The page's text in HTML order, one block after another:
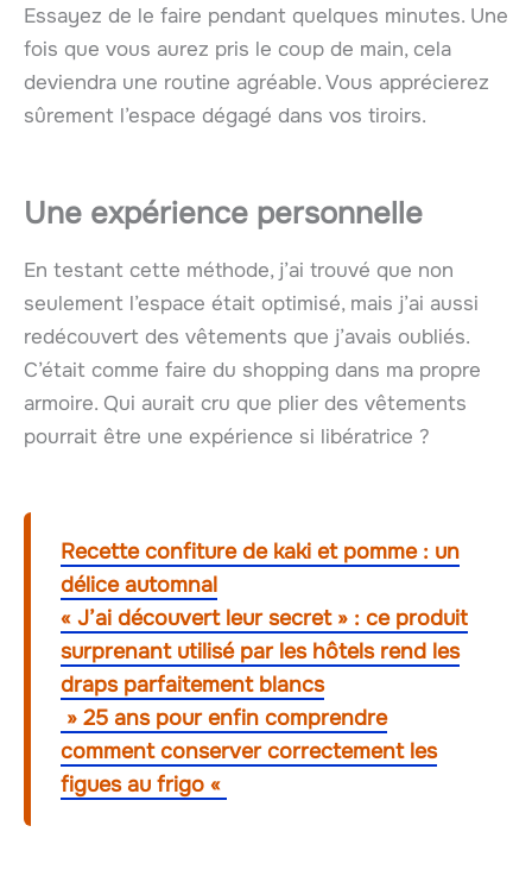
Essayez de le faire pendant quelques minutes. Une
fois que vous aurez pris le coup de main, cela
deviendra une routine agréable. Vous apprécierez
sûrement l’espace dégagé dans vos tiroirs.
Une expérience personnelle
En testant cette méthode, j’ai trouvé que non
seulement l’espace était optimisé, mais j’ai aussi
redécouvert des vêtements que j’avais oubliés.
C’était comme faire du shopping dans ma propre
armoire. Qui aurait cru que plier des vêtements
pourrait être une expérience si libératrice ?
Recette confiture de kaki et pomme : un
délice automnal
« J’ai découvert leur secret » : ce produit
surprenant utilisé par les hôtels rend les
draps parfaitement blancs
» 25 ans pour enfin comprendre
comment conserver correctement les
figues au frigo «